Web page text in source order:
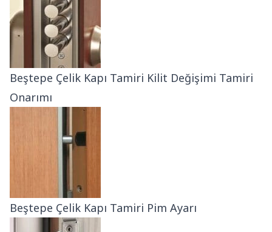
Beştepe Çelik Kapı Tamiri Kilit Değişimi Tamiri
Onarımı
Beştepe Çelik Kapı Tamiri Pim Ayarı